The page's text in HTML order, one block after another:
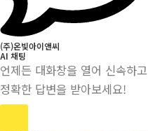
(주)온빛아이앤씨
AI 채팅
언제든 대화창을 열어 신속하고
정확한 답변을 받아보세요!